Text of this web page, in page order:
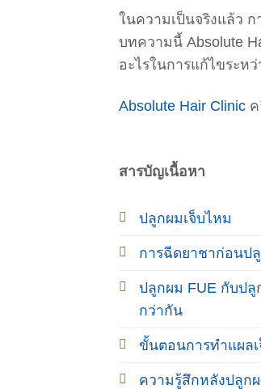
ในความเป็นจริงแล้ว
บทความนี้ Absolute
อะไรในการแก้ไขระห
Absolute Hair Clinic
สารบัญเนื้อหา
ปลูกผมเจ็บไหม
การฉีดยาชาก่อนป
ปลูกผม FUE กับปลู
กว่ากัน
ขั้นตอนการทำแผล
ความรู้สึกหลังปลูกผ